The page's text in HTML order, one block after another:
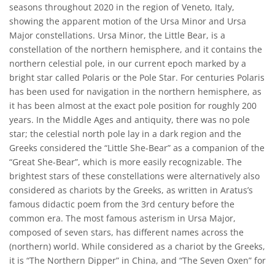
seasons throughout 2020 in the region of Veneto, Italy,
showing the apparent motion of the Ursa Minor and Ursa
Major constellations. Ursa Minor, the Little Bear, is a
constellation of the northern hemisphere, and it contains the
northern celestial pole, in our current epoch marked by a
bright star called Polaris or the Pole Star. For centuries Polaris
has been used for navigation in the northern hemisphere, as
it has been almost at the exact pole position for roughly 200
years. In the Middle Ages and antiquity, there was no pole
star; the celestial north pole lay in a dark region and the
Greeks considered the “Little She-Bear” as a companion of the
“Great She-Bear”, which is more easily recognizable. The
brightest stars of these constellations were alternatively also
considered as chariots by the Greeks, as written in Aratus’s
famous didactic poem from the 3rd century before the
common era. The most famous asterism in Ursa Major,
composed of seven stars, has different names across the
(northern) world. While considered as a chariot by the Greeks,
it is “The Northern Dipper” in China, and “The Seven Oxen” for